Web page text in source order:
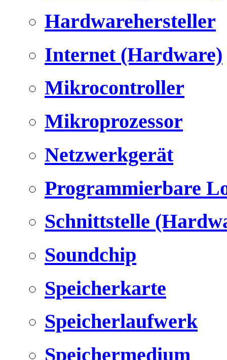
Hardwarehersteller
Internet (Hardware)
Mikrocontroller
Mikroprozessor
Netzwerkgerät
Programmierbare
Schnittstelle
Soundchip
Speicherkarte
Speicherlaufwerk
Speichermedium